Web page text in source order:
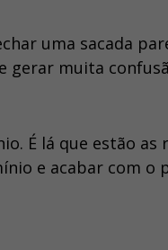
uma sacada
gerar muita
É lá que estão as
e acabar com o